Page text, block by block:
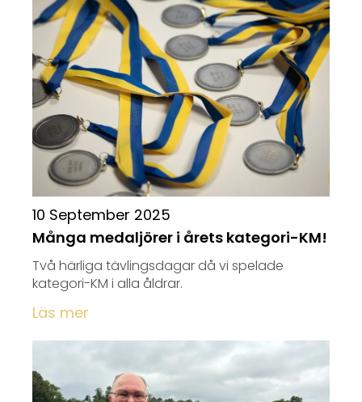
10 September 2025
Många medaljörer i årets kategori-KM!
Två härliga tävlingsdagar då vi spelade
kategori-KM i alla åldrar.
Läs mer